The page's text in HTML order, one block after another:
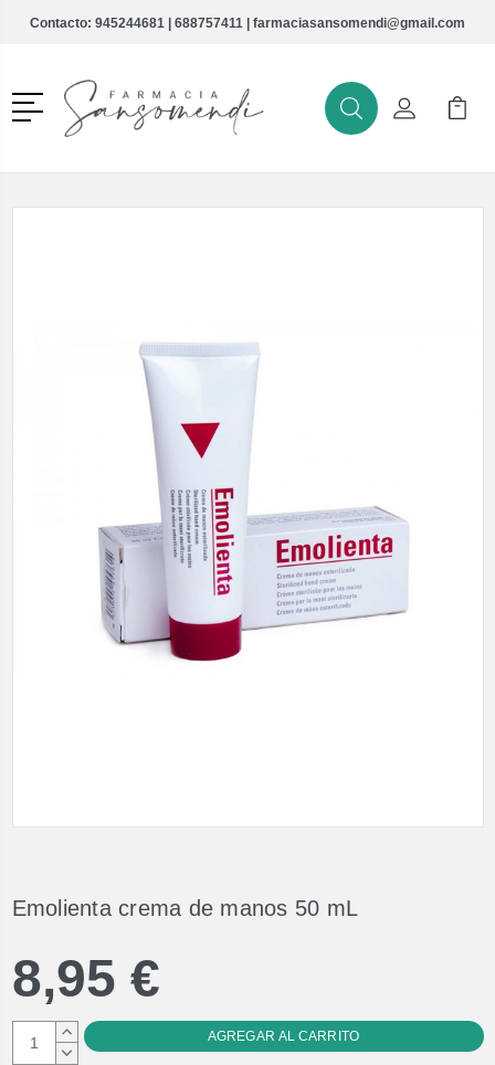
Contacto: 945244681 | 688757411 | farmaciasansomendi@gmail.com
Menú
BuscarMi Cuenta
Mi
Emolienta crema de manos 50 mL
8,95 €
AUMENTAR
CANTIDAD:
DISMINUIR